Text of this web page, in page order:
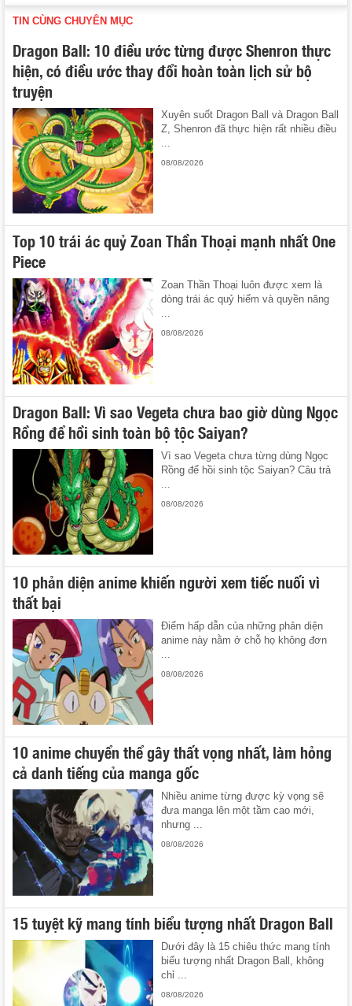
TIN CÙNG CHUYÊN MỤC
Dragon Ball: 10 điều ước từng được Shenron thực
hiện, có điều ước thay đổi hoàn toàn lịch sử bộ
truyện
Xuyên suốt Dragon Ball và Dragon Ball
Z, Shenron đã thực hiện rất nhiều điều
08/08/2026
Top 10 trái ác quỷ Zoan Thần Thoại mạnh nhất One
Piece
Zoan Thần Thoại luôn được xem là
dòng trái ác quỷ hiếm và quyền năng
...
08/08/2026
Dragon Ball: Vì sao Vegeta chưa bao giờ dùng Ngọc
Rồng để hồi sinh toàn bộ tộc Saiyan?
Vì sao Vegeta chưa từng dùng Ngọc
Rồng để hồi sinh tộc Saiyan? Câu trả
08/08/2026
10 phản diện anime khiến người xem tiếc nuối vì
thất bại
Điểm hấp dẫn của những phản diện
anime này nằm ở chỗ họ không đơn
08/08/2026
10 anime chuyển thể gây thất vọng nhất, làm hỏng
cả danh tiếng của manga gốc
Nhiều anime từng được kỳ vọng sẽ
đưa manga lên một tầm cao mới,
nhưng ...
08/08/2026
15 tuyệt kỹ mang tính biểu tượng nhất Dragon Ball
Dưới đây là 15 chiêu thức mang tính
biểu tượng nhất Dragon Ball, không
chỉ ...
08/08/2026